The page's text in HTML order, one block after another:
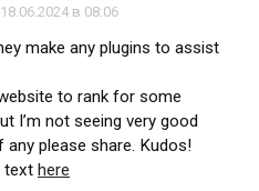
18.06.2024 в 08:06
make any plugins to assist
to rank for some
I’m not seeing very good
please share. Kudos!
text here